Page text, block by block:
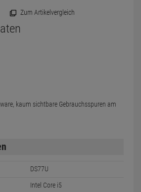
Zum Artikelvergleich
kaum sichtbare Gebrauchsspuren am
DS77U
Intel Core i5